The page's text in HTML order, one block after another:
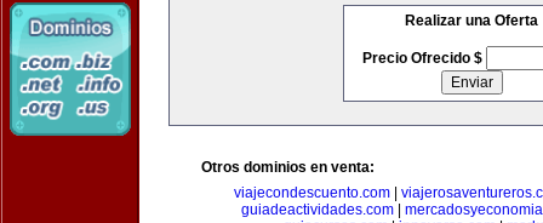
Realizar una Oferta
Precio Ofrecido $
Otros dominios en venta:
viajecondescuento.com
guiadeactividades.com|